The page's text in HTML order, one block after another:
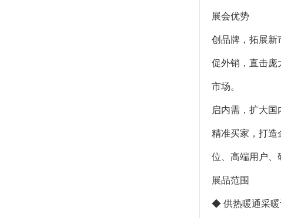
展会优势
创品牌，拓展新
促外销，直击庞
市场。
启内需，扩大
精准买家，打造
位、高端用户、
展品范围
◆ 供热暖通采暖